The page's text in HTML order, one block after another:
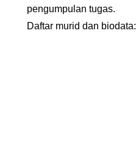
pengumpulan tugas.
Daftar murid dan biodata: